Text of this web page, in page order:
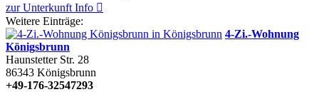
zur Unterkunft Info 
Weitere Einträge:
4-Zi.-Wohnung
Königsbrunn
Haunstetter Str. 28
86343 Königsbrunn
+49-176-32547293